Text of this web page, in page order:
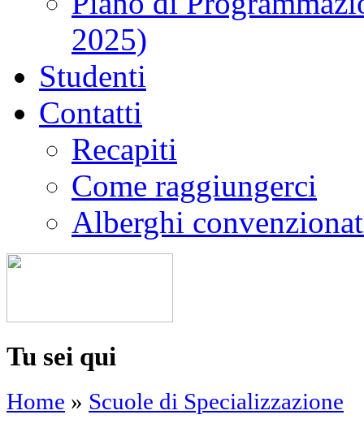
2025)
Studenti
Contatti
Recapiti
Come raggiungerci
Alberghi
Tu sei qui
Home » Scuole di Specializzazione